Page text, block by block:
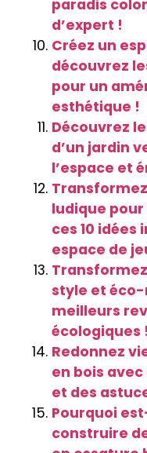
paradis
d’expert !
Créez un
découvrez
pour un
esthétique !
Découvrez
d’un jardin
l’espace et
ludique
ces 10
espace de
style et
meilleurs
écologiques !
Redonnez
en bois
et des
Pourquoi
construire